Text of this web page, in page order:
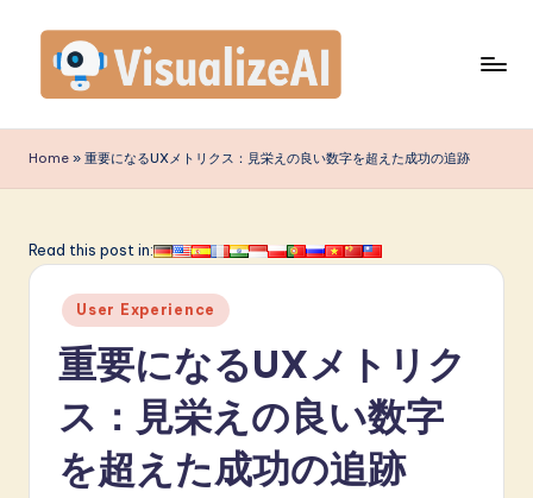
content
is
u
li
A
Home » 重要になるUXメトリクス：見栄えの良い数字を超えた成功の追跡
Read this post in:
Posted
in
User Experience
重要になるUXメトリク
ス：見栄えの良い数字
を超えた成功の追跡